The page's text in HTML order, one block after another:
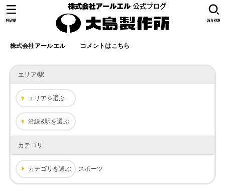
株式会社アールエル コメントはこちら
SEARCH
MENU
エリア/駅
エリアを選ぶ
沿線&駅を選ぶ
カテゴリ
カテゴリを選ぶ スポーツ